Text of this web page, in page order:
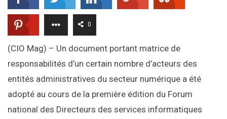
0
(CIO Mag) – Un document portant matrice de
responsabilités d’un certain nombre d’acteurs des
entités administratives du secteur numérique a été
adopté au cours de la première édition du Forum
national des Directeurs des services informatiques